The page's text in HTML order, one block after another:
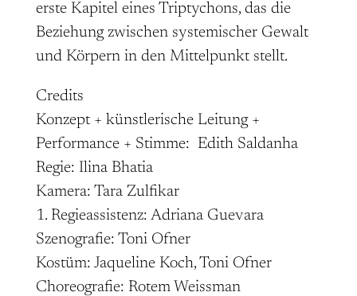
erste Kapitel eines Triptychons, das die
Beziehung zwischen systemischer Gewalt
und Körpern in den Mittelpunkt stellt.
Credits
Konzept + künstlerische Leitung +
Performance + Stimme: Edith Saldanha
Regie: Ilina Bhatia
Kamera: Tara Zulfikar
1. Regieassistenz: Adriana Guevara
Szenografie: Toni Ofner
Kostüm: Jaqueline Koch, Toni Ofner
Choreografie: Rotem Weissman